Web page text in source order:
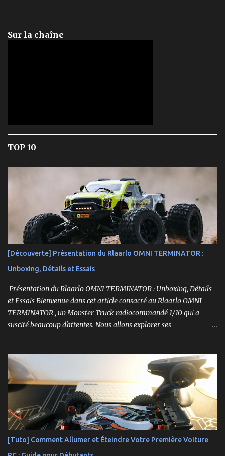
Sur la chaîne
TOP 10
[Découverte] Présentation du Rlaarlo OMNI TERMINATOR :
Unboxing, Détails et Essais
Présentation du Rlaarlo OMNI TERMINATOR : Unboxing, Détails
et Essais Bienvenue dans cet article consacré au Rlaarlo OMNI
TERMINATOR , un Monster Truck radiocommandé 1/10 qui a
suscité beaucoup d'attentes. Nous allons explorer ses
distingue par son prix attractif et ses fonctionnalités intéressantes,
et nous allons examiner tout cela en profondeur. ----------------
------------------------- Lien affilié Aliexpress 👉​
https://s.click.aliexpress.com/e/_c3IM84VZ -- -------------------
----------------------
[Tuto] Comment Allumer et Éteindre Votre Première Voiture